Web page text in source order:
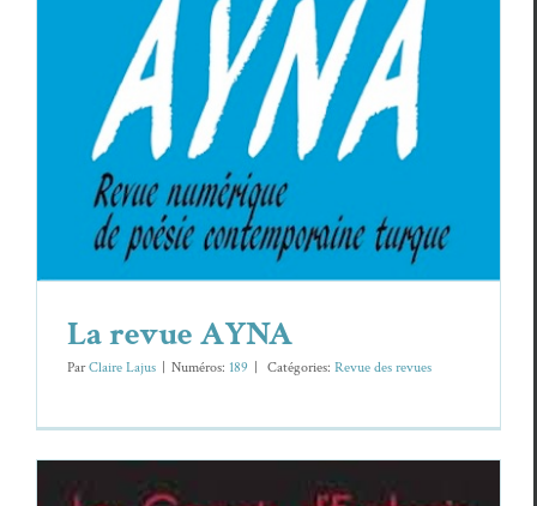
La revue AYNA
Revue des revues
La revue AYNA
ParClaire Lajus | Numéros: 189 | Caté­gories: Revue des revues